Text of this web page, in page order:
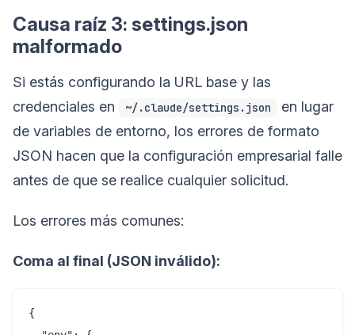
Causa raíz 3: settings.json
malformado
Si estás configurando la URL base y las
credenciales en
~/.claude/settings.json
en lugar
de variables de entorno, los errores de formato
JSON hacen que la configuración empresarial falle
antes de que se realice cualquier solicitud.
Los errores más comunes:
Coma al final (JSON inválido):
{